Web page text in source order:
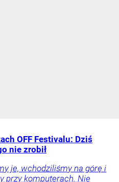
OFF Festivalu: Dziś
nie zrobił
je, wchodziliśmy na górę i
przy komputerach. Nie